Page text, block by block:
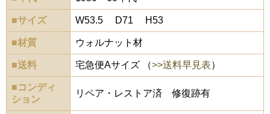
■サイズ W53.5 D71 H53
■材質 ウォルナット材
■送料 宅急便Aサイズ （>>送料早見表）
■コンディ
ション
リペア・レストア済 修復跡有